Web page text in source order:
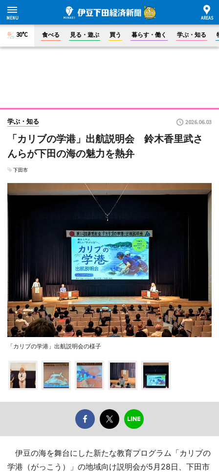
30°C 食べる 見る・遊ぶ 買う 暮らす・働く 学ぶ・知る
学ぶ・知る 2026.06.03
「カリブの学港」出航説明会 鈴木香里武さ
んらが下田の海の魅力を熱弁
下田市
「カリブの学港」出航説明会の様子
伊豆の海を舞台にした新たな教育プログラム「カリブの
学港（がっこう）」の地域向け説明会が5月28日、下田市